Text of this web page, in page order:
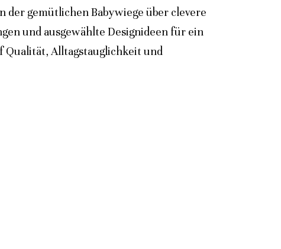
der gemütlichen Babywiege über clevere
und ausgewählte Designideen für ein
Qualität, Alltagstauglichkeit und